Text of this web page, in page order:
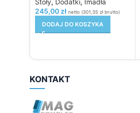
245,00 zł netto (301,35 zł brutto)
DODAJ DO KOSZYKA
KONTAKT